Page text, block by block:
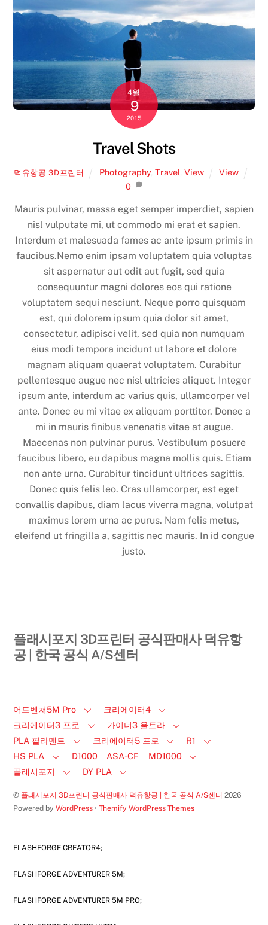
4월
9
2015
Travel Shots
덕유항공 3D프린터 Photography,Travel ,View
View
0
Mauris pulvinar, massa eget semper imperdiet, sapien
nisl vulputate mi, ut commodo mi erat et sapien.
Interdum et malesuada fames ac ante ipsum primis in
faucibus.Nemo enim ipsam voluptatem quia voluptas
sit aspernatur aut odit aut fugit, sed quia
consequuntur magni dolores eos qui ratione
voluptatem sequi nesciunt. Neque porro quisquam
est, qui dolorem ipsum quia dolor sit amet,
consectetur, adipisci velit, sed quia non numquam
eius modi tempora incidunt ut labore et dolore
magnam aliquam quaerat voluptatem. Curabitur
pellentesque augue nec nisl ultricies aliquet. Integer
ipsum ante, interdum ac varius quis, ullamcorper vel
ante. Donec eu mi vitae ex aliquam porttitor. Donec a
mi in mauris finibus venenatis vitae at augue.
Maecenas non pulvinar purus. Vestibulum posuere
faucibus libero, eu dapibus magna mollis quis. Etiam
non ante urna. Curabitur tincidunt ultrices sagittis.
Donec quis felis leo. Cras ullamcorper, est eget
convallis dapibus, diam lacus viverra magna, volutpat
maximus lorem urna ac purus. Nam felis metus,
eleifend ut fringilla a, sagittis nec mauris. In id congue
justo.
플래시포지 3D프린터 공식판매사 덕유항
공 | 한국 공식 A/S센터
어드벤쳐5M Pro
크리에이터4
크리에이터3 프로
가이더3 울트라
PLA 필라멘트
크리에이터5 프로
R1
HS PLA
D1000 ASA-CF
MD1000
플래시포지
DY PLA
© 플래시포지 3D프린터 공식판매사 덕유항공 | 한국 공식 A/S센터 2026
Powered byWordPress •Themify WordPress Themes
FLASHFORGE CREATOR4;
FLASHFORGE ADVENTURER 5M;
FLASHFORGE ADVENTURER 5M PRO;